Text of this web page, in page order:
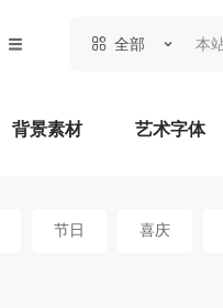
全部
背景素材 艺术字体
节日 喜庆